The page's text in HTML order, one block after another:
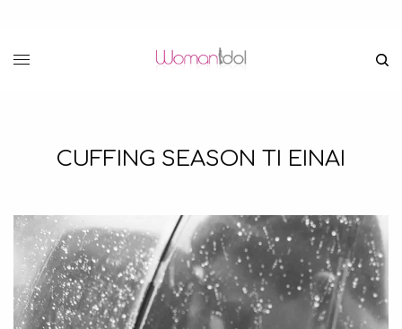
CUFFING SEASON ΤΙ ΕΙΝΑΙ